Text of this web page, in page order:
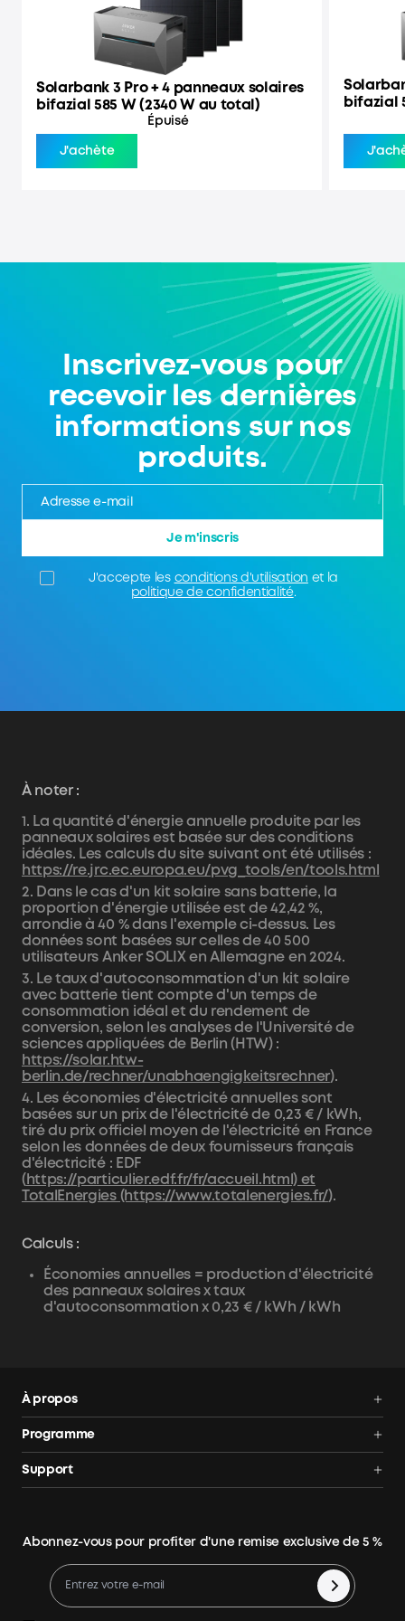
Solarbank 3 Pro + 4 panneaux solaires
bifazial 585 W (2340 W au total)
Épuisé
J'achète
bifazial
Inscrivez-vous pour
recevoir les dernières
informations sur nos
produits.
Je m'inscris
J'accepte les conditions d'utilisation et la
politique de confidentialité.
À noter :
1. La quantité d'énergie annuelle produite par les
panneaux solaires est basée sur des conditions
idéales. Les calculs du site suivant ont été utilisés :
https://re.jrc.ec.europa.eu/pvg_tools/en/tools.html
2. Dans le cas d'un kit solaire sans batterie, la
proportion d'énergie utilisée est de 42,42 %,
arrondie à 40 % dans l'exemple ci-dessus. Les
données sont basées sur celles de 40 500
utilisateurs Anker SOLIX en Allemagne en 2024.
3. Le taux d'autoconsommation d'un kit solaire
avec batterie tient compte d'un temps de
consommation idéal et du rendement de
conversion, selon les analyses de l'Université de
sciences appliquées de Berlin (HTW) :
https://solar.htw-
berlin.de/rechner/unabhaengigkeitsrechner).
4. Les économies d'électricité annuelles sont
basées sur un prix de l'électricité de 0,23 € / kWh,
tiré du prix officiel moyen de l'électricité en France
selon les données de deux fournisseurs français
d'électricité : EDF
( https://particulier.edf.fr/fr/accueil.html) et
TotalEnergies (https://www.totalenergies.fr/).
Calculs :
Économies annuelles = production d'électricité
des panneaux solaires x taux
d'autoconsommation x 0,23 € / kWh / kWh
À propos
Conditions d'utilisation
kit panneau solaire
panneau solaire plug and play
Batterie Solaire
Programme
Programme des Ambassadeurs
Jusqu'à 100 € Cashback
Support
Process a Warranty
Abonnez-vous pour profiter d'une remise exclusive de 5 %